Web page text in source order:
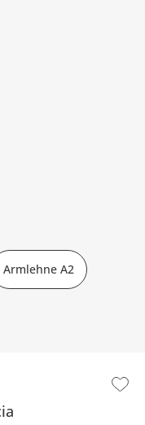
Armlehne A2